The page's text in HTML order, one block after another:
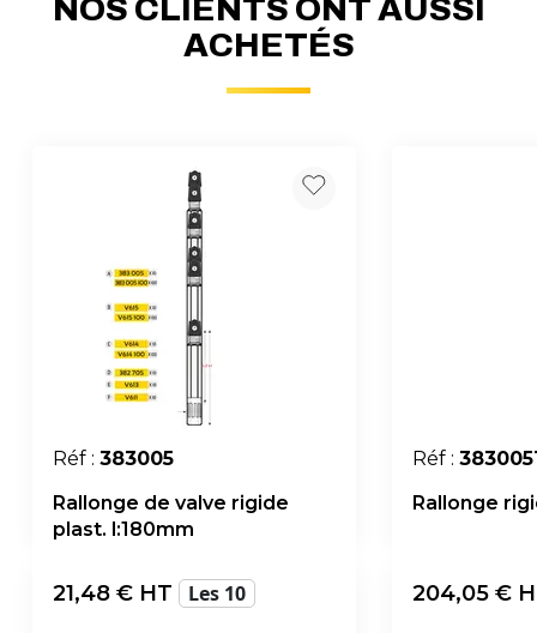
NOS CLIENTS ONT AUSSI
ACHETÉS
Réf : 383005
Rallonge de valve rigide
plast. l:180mm
21,48 € HT Les 10
Réf :
Rallonge
204,05 €